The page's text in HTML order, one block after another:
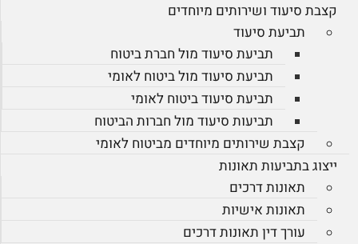
קצבת סיעוד ושירותים מיוחדים
תביעת סיעוד
תביעת סיעוד מול חברת ביטוח
תביעת סיעוד מול ביטוח לאומי
תביעת סיעוד ביטוח לאומי
תביעות סיעוד מול חברות הביטוח
קצבת שירותים מיוחדים מביטוח לאומי
ייצוג בתביעות תאונות
תאונות דרכים
תאונות אישיות
עורך דין תאונות דרכים